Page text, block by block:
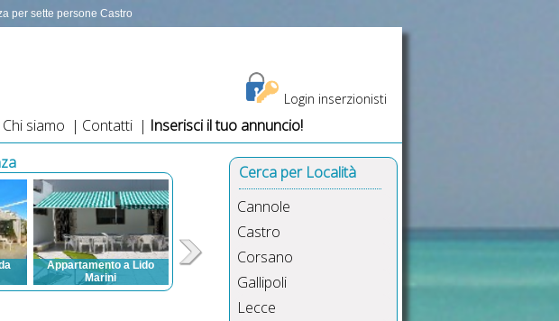
per sette persone Castro
Login inserzionisti
Chi siamo | Contatti | Inserisci il tuo annuncio!
vacanza Castro sette persone, gruppo 7 persone Castro, almeno 7 posti, Castro vacanze
Appartamento a Lido
Marini
Cerca per Località
Cannole
Castro
Corsano
Gallipoli
Lecce